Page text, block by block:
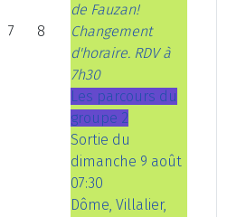
7 8
de Fauzan!
Changement
d'horaire. RDV à
7h30
Les parcours du
groupe 2
Sortie du
dimanche 9 août
07:30
Dôme, Villalier,